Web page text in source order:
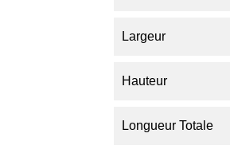
Largeur
Hauteur
Longueur Totale